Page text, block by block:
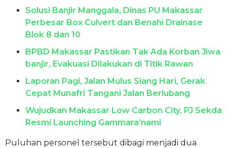
Solusi Banjir Manggala, Dinas PU Makassar
Perbesar Box Culvert dan Benahi Drainase
Blok 8 dan 10
BPBD Makassar Pastikan Tak Ada Korban Jiwa
banjir, Evakuasi Dilakukan di Titik Rawan
Laporan Pagi, Jalan Mulus Siang Hari, Gerak
Cepat Munafri Tangani Jalan Berlubang
Wujudkan Makassar Low Carbon City, PJ Sekda
Resmi Launching Gammara’nami
Puluhan personel tersebut dibagi menjadi dua